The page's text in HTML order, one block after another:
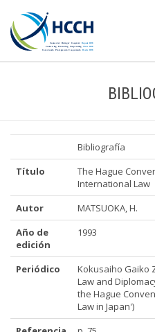
Bibliografía
Título
The Hague
International Law
Autor
MATSUOKA, H.
Año de
edición
1993
Periódico
Kokusaiho Gaiko
Law and
the Hague
Law in Japan')